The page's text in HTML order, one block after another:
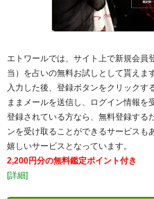
エトワールでは、サイト上で新規会員
当）を占いの無料お試しとして貰えま
入力した後、登録ボタンをクリック
ままメールを送信し、ログイン情報を
登録されている方なら、無料登録する
ンを受け取ることができるサービスも
嬉しいサービスとなっています。
2,200円分の無料鑑定ポイント付き
[詳細]